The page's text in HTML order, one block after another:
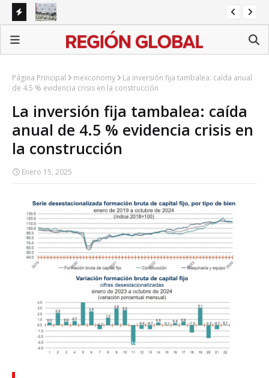
Capturan a dos con más de 11 kilos de metanfetamina
Página Principal mexconomy
La inversión fija tambalea: caída anual
de 4.5 % evidencia crisis en la construcción
La inversión fija tambalea: caída
anual de 4.5 % evidencia crisis en
la construcción
Enero 15, 2025